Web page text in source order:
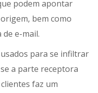
podem apontar
bem como
e-mail.
​​para se infiltrar
a parte receptora
faz um